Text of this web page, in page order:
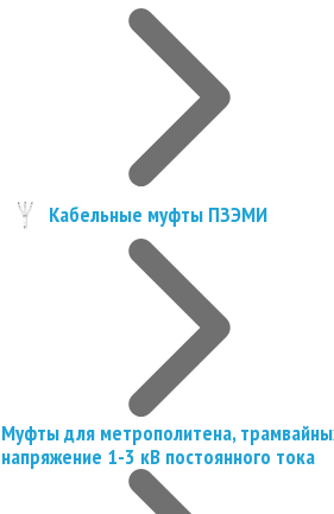
Кабельные муфты ПЗЭМИ
Муфты для метрополитена,
напряжение 1-3 кВ постоянного тока